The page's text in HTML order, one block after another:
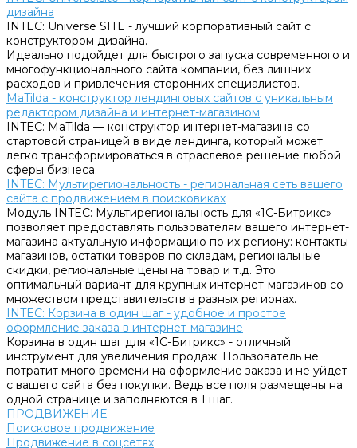
дизайна
INTEC: Universe SITE - лучший корпоративный сайт с
конструктором дизайна.
Идеально подойдет для быстрого запуска современного и
многофункционального сайта компании, без лишних
расходов и привлечения сторонних специалистов.
MaTilda - конструктор лендинговых сайтов с уникальным
редактором дизайна и интернет-магазином
INTEC: MaTilda — конструктор интернет-магазина со
стартовой страницей в виде лендинга, который может
легко трансформироваться в отраслевое решение любой
сферы бизнеса.
INTEC: Мультирегиональность - региональная сеть вашего
сайта с продвижением в поисковиках
Модуль INTEC: Мультирегиональность для «1С-Битрикс»
позволяет предоставлять пользователям вашего интернет-
магазина актуальную информацию по их региону: контакты
магазинов, остатки товаров по складам, региональные
скидки, региональные цены на товар и т.д. Это
оптимальный вариант для крупных интернет-магазинов со
множеством представительств в разных регионах.
INTEC: Корзина в один шаг - удобное и простое
оформление заказа в интернет-магазине
Корзина в один шаг для «1С-Битрикс» - отличный
инструмент для увеличения продаж. Пользователь не
потратит много времени на оформление заказа и не уйдет
с вашего сайта без покупки. Ведь все поля размещены на
одной странице и заполняются в 1 шаг.
ПРОДВИЖЕНИЕ
Поисковое продвижение
Продвижение в соцсетях